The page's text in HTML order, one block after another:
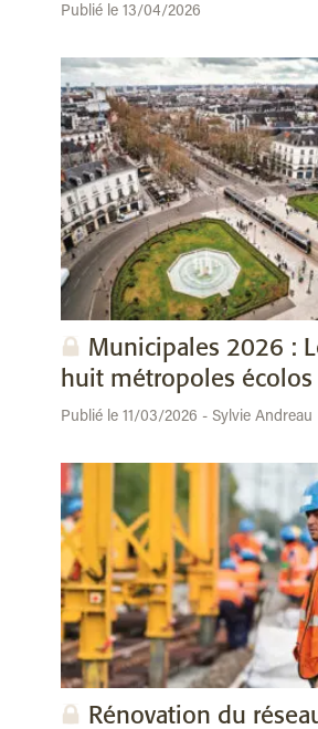
Publié le 13/04/2026
Municipales 2026 :
huit métropoles écolos
Publié le 11/03/2026 - Sylvie Andreau
Rénovation du